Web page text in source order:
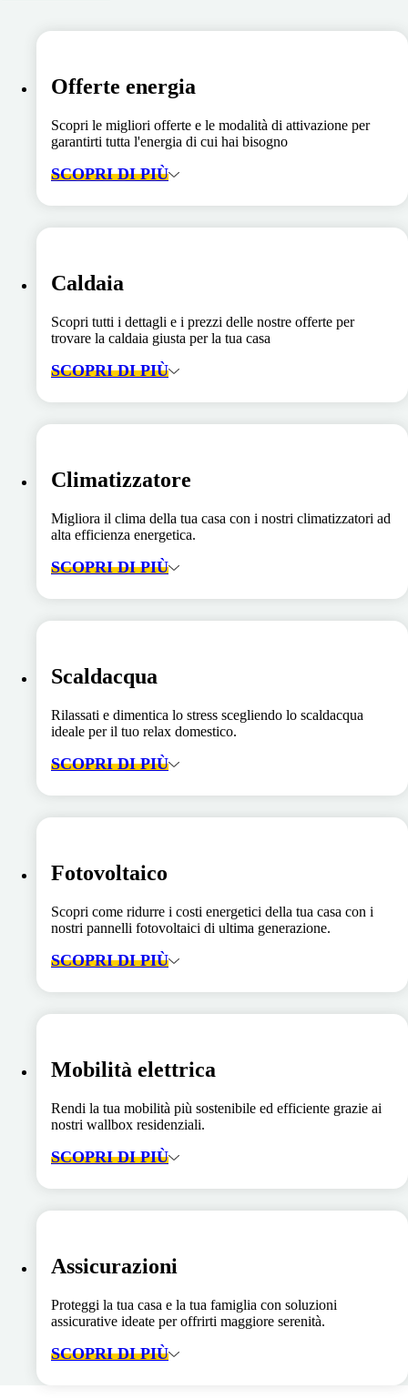
Offerte energia
Scopri le migliori offerte e le modalità di attivazione per
garantirti tutta l'energia di cui hai bisogno
SCOPRI DI PIÙ
Caldaia
Scopri tutti i dettagli e i prezzi delle nostre offerte per
trovare la caldaia giusta per la tua casa
SCOPRI DI PIÙ
Climatizzatore
Migliora il clima della tua casa con i nostri climatizzatori ad
alta efficienza energetica.
SCOPRI DI PIÙ
Scaldacqua
Rilassati e dimentica lo stress scegliendo lo scaldacqua
ideale per il tuo relax domestico.
SCOPRI DI PIÙ
Fotovoltaico
Scopri come ridurre i costi energetici della tua casa con i
nostri pannelli fotovoltaici di ultima generazione.
SCOPRI DI PIÙ
Mobilità elettrica
Rendi la tua mobilità più sostenibile ed efficiente grazie ai
nostri wallbox residenziali.
SCOPRI DI PIÙ
Assicurazioni
Proteggi la tua casa e la tua famiglia con soluzioni
assicurative ideate per offrirti maggiore serenità.
SCOPRI DI PIÙ